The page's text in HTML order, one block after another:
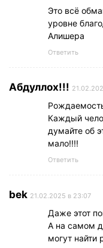
Это всё
уровне
Алишера
Ответить
Абдуллох!!!
Каждый
думайте об
мало!!!!
Ответить
bek 21.02.2025 в 23:07
Даже этот
А на самом
могут найти